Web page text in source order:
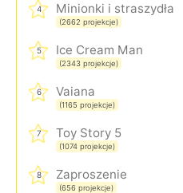
4 Minionki i straszydła
(2662 projekcje)
5 Ice Cream Man
(2343 projekcje)
6 Vaiana
(1165 projekcje)
7 Toy Story 5
(1074 projekcje)
8 Zaproszenie
(656 projekcje)